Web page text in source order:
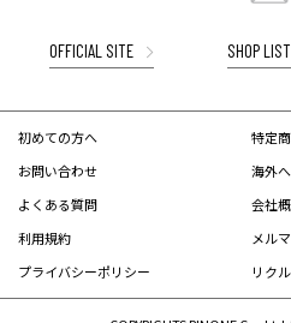
OFFICIAL SITE SHOP LIST
初めての方へ
お問い合わせ
よくある質問
利用規約
プライバシーポリシー
特定
海外
会社
メル
リク